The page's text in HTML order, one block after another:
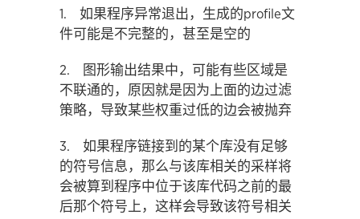
1. 如果程序异常退出，生成的profile文
件可能是不完整的，甚至是空的
2. 图形输出结果中，可能有些区域是
不联通的，原因就是因为上面的边过滤
策略，导致某些权重过低的边会被抛弃
3. 如果程序链接到的某个库没有足够
的符号信息，那么与该库相关的采样将
会被算到程序中位于该库代码之前的最
后那个符号上，这样会导致该符号相关